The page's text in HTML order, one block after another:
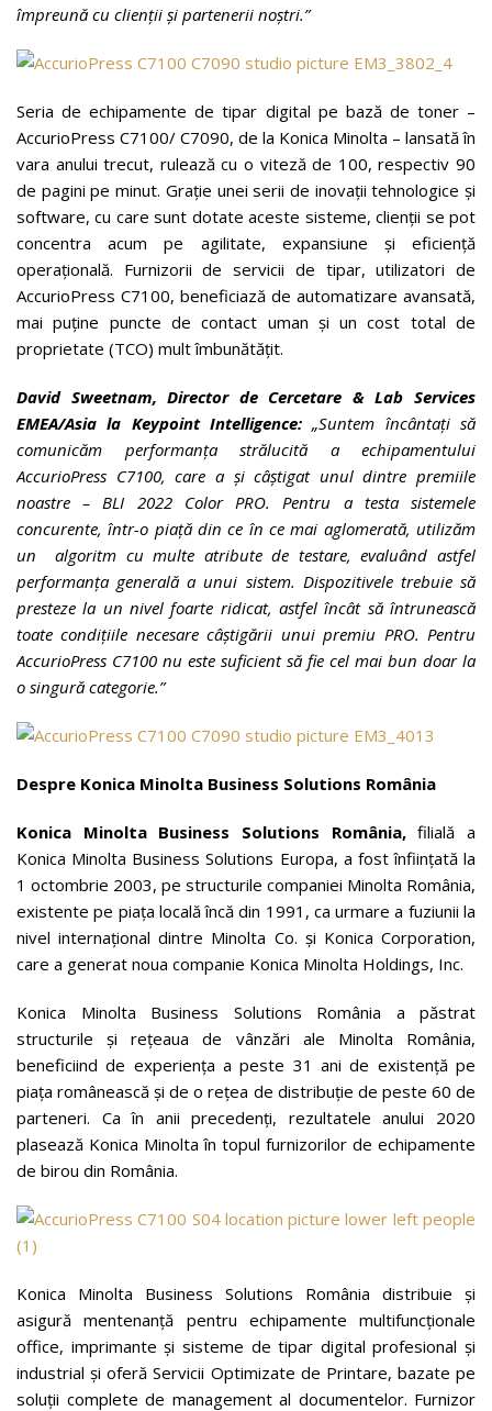
împreună cu clienții și partenerii noștri.”
Seria de echipamente de tipar digital pe bază de toner –
AccurioPress C7100/ C7090, de la Konica Minolta – lansată în
vara anului trecut, rulează cu o viteză de 100, respectiv 90
de pagini pe minut. Grație unei serii de inovații tehnologice și
software, cu care sunt dotate aceste sisteme, clienții se pot
concentra acum pe agilitate, expansiune și eficiență
operațională. Furnizorii de servicii de tipar, utilizatori de
AccurioPress C7100, beneficiază de automatizare avansată,
mai puține puncte de contact uman și un cost total de
proprietate (TCO) mult îmbunătățit.
David Sweetnam, Director de Cercetare & Lab Services
EMEA/Asia la Keypoint Intelligence: „Suntem încântați să
comunicăm performanța strălucită a echipamentului
AccurioPress C7100, care a și câștigat unul dintre premiile
noastre – BLI 2022 Color PRO. Pentru a testa sistemele
concurente, într-o piață din ce în ce mai aglomerată, utilizăm
un algoritm cu multe atribute de testare, evaluând astfel
performanța generală a unui sistem. Dispozitivele trebuie să
presteze la un nivel foarte ridicat, astfel încât să întrunească
toate condițiile necesare câștigării unui premiu PRO. Pentru
AccurioPress C7100 nu este suficient să fie cel mai bun doar la
o singură categorie.”
Despre Konica Minolta Business Solutions România
Konica Minolta Business Solutions România,filială a
Konica Minolta Business Solutions Europa, a fost înfiinţată la
1 octombrie 2003, pe structurile companiei Minolta România,
existente pe piaţa locală încă din 1991, ca urmare a fuziunii la
nivel internaţional dintre Minolta Co. şi Konica Corporation,
care a generat noua companie Konica Minolta Holdings, Inc.
Konica Minolta Business Solutions România a păstrat
structurile şi reţeaua de vânzări ale Minolta România,
beneficiind de experienţa a peste 31 ani de existenţă pe
piaţa românească şi de o reţea de distribuţie de peste 60 de
parteneri. Ca în anii precedenţi, rezultatele anului 2020
plasează Konica Minolta în topul furnizorilor de echipamente
de birou din România.
Konica Minolta Business Solutions România distribuie și
asigură mentenanță pentru echipamente multifuncţionale
office, imprimante și sisteme de tipar digital profesional și
industrial şi oferă Servicii Optimizate de Printare, bazate pe
soluţii complete de management al documentelor. Furnizor